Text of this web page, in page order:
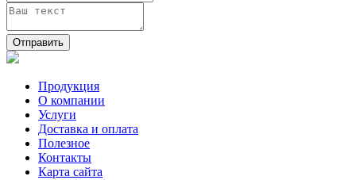
Отправить
Продукция
О компании
Услуги
Доставка и оплата
Полезное
Контакты
Карта сайта